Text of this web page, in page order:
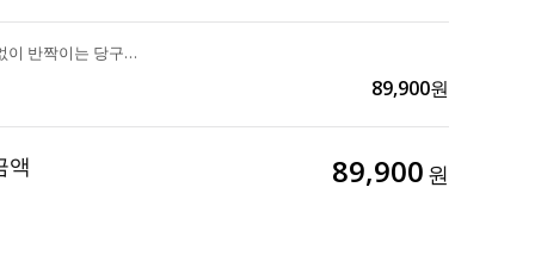
무자극 흠결없이 반짝이는 당구공 피부의 완성 "유수코스매틱 수분앰플패드" 170ml 60매 3ea 135,000>>89,900
89,900원
액 89,900 원